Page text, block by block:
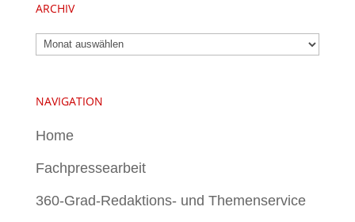
ARCHIV
Archiv
NAVIGATION
Home
Fachpressearbeit
360-Grad-Redaktions- und Themenservice